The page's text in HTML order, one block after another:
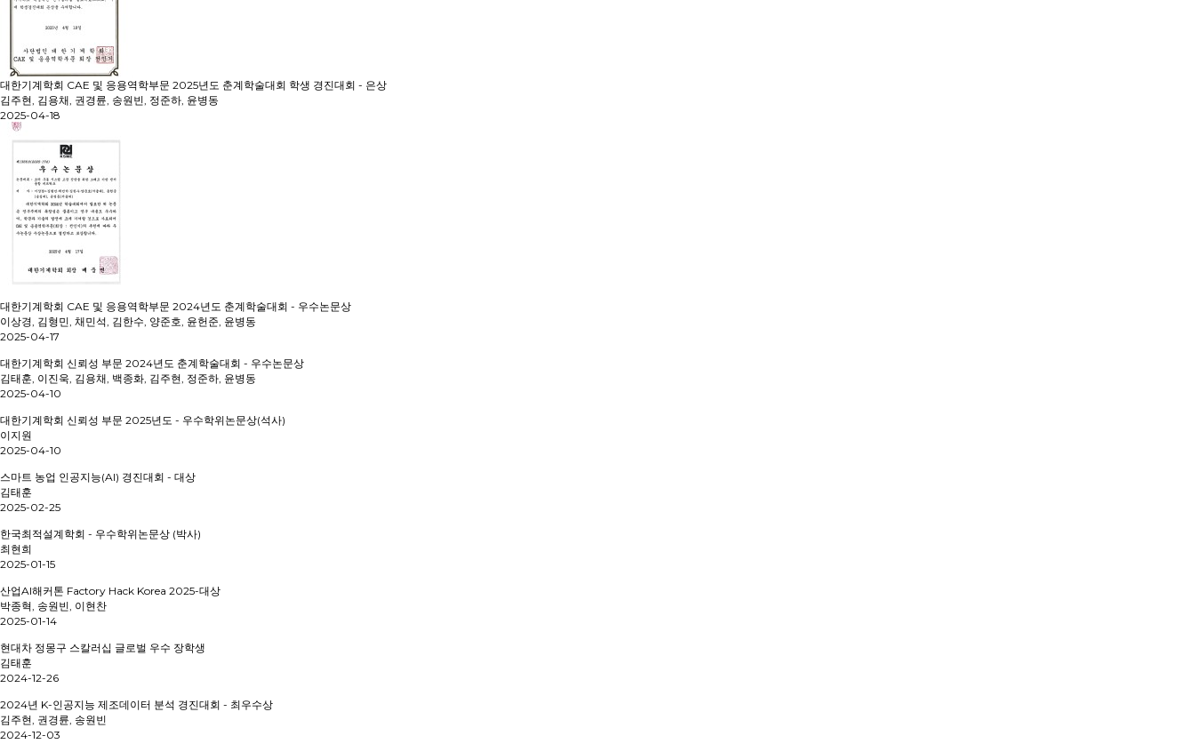
대한기계학회 CAE 및 응용역학부문 2025년도 춘계학술대회 학생 경진대회 - 은상
김주현, 김용채, 권경륜, 송원빈, 정준하, 윤병동
2025-04-18
대한기계학회 CAE 및 응용역학부문 2024년도 춘계학술대회 - 우수논문상
이상경, 김형민, 채민석, 김한수, 양준호, 윤헌준, 윤병동
2025-04-17
대한기계학회 신뢰성 부문 2024년도 춘계학술대회 - 우수논문상
김태훈, 이진욱, 김용채, 백종화, 김주현, 정준하, 윤병동
2025-04-10
대한기계학회 신뢰성 부문 2025년도 - 우수학위논문상(석사)
이지원
2025-04-10
스마트 농업 인공지능(AI) 경진대회 - 대상
김태훈
2025-02-25
한국최적설계학회 - 우수학위논문상 (박사)
최현희
2025-01-15
산업AI해커톤 Factory Hack Korea 2025-대상
박종혁, 송원빈, 이현찬
2025-01-14
현대차 정몽구 스칼러십 글로벌 우수 장학생
김태훈
2024-12-26
2024년 K-인공지능 제조데이터 분석 경진대회 - 최우수상
김주현, 권경륜, 송원빈
2024-12-03